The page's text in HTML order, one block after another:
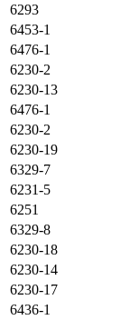
6293
6453-1
6476-1
6230-2
6230-13
6476-1
6230-2
6230-19
6329-7
6231-5
6251
6329-8
6230-18
6230-14
6230-17
6436-1